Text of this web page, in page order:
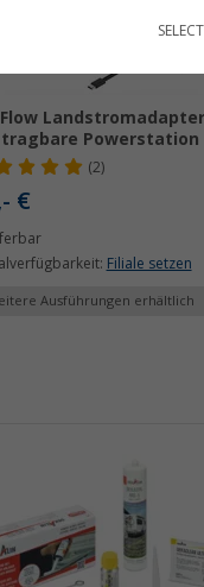
Landstromadapter
Powerstation
(2)
€
Filiale setzen
Ausführungen erhältlich